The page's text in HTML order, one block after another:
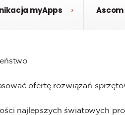
myApps
ofertę rozwiązań
najlepszych światowych